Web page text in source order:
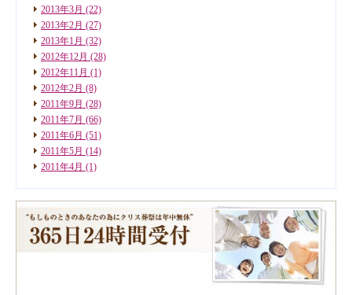
2013年3月 (22)
2013年2月 (27)
2013年1月 (32)
2012年12月 (28)
2012年11月 (1)
2012年2月 (8)
2011年9月 (28)
2011年7月 (66)
2011年6月 (51)
2011年5月 (14)
2011年4月 (1)